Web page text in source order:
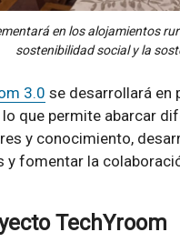
en los alojamientos
sostenibilidad social y la
3.0 se desarrollará en
que permite abarcar
y conocimiento,
fomentar la
TechYroom